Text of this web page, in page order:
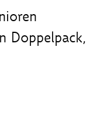
Doppelpack,